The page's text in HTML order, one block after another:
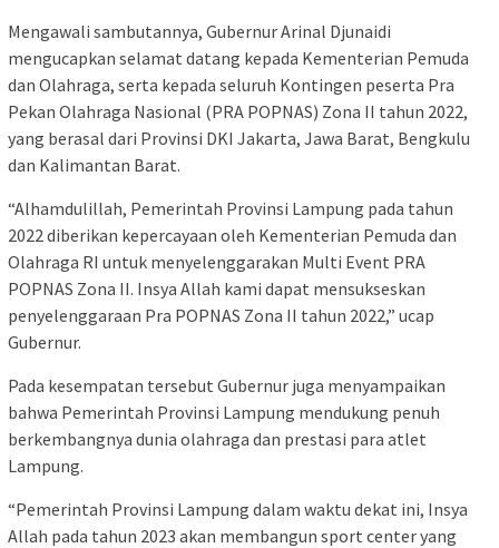
Mengawali sambutannya, Gubernur Arinal Djunaidi
mengucapkan selamat datang kepada Kementerian Pemuda
dan Olahraga, serta kepada seluruh Kontingen peserta Pra
Pekan Olahraga Nasional (PRA POPNAS) Zona II tahun 2022,
yang berasal dari Provinsi DKI Jakarta, Jawa Barat, Bengkulu
dan Kalimantan Barat.
“Alhamdulillah, Pemerintah Provinsi Lampung pada tahun
2022 diberikan kepercayaan oleh Kementerian Pemuda dan
Olahraga RI untuk menyelenggarakan Multi Event PRA
POPNAS Zona II. Insya Allah kami dapat mensukseskan
penyelenggaraan Pra POPNAS Zona II tahun 2022,” ucap
Gubernur.
Pada kesempatan tersebut Gubernur juga menyampaikan
bahwa Pemerintah Provinsi Lampung mendukung penuh
berkembangnya dunia olahraga dan prestasi para atlet
Lampung.
“Pemerintah Provinsi Lampung dalam waktu dekat ini, Insya
Allah pada tahun 2023 akan membangun sport center yang